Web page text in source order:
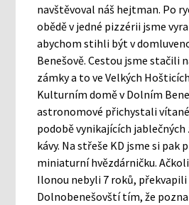
navštěvoval náš hejtman. Po
obědě v jedné pizzérii jsme
abychom stihli být v
Benešově. Cestou jsme stačili
zámky a to ve Velkých
Kulturním domě v Dolním
astronomové přichystali
podobě vynikajících
kávy. Na střeše KD jsme si pak
miniaturní hvězdárničku.
Ilonou nebyli 7 roků, překvapili
Dolnobenešovští tím, že